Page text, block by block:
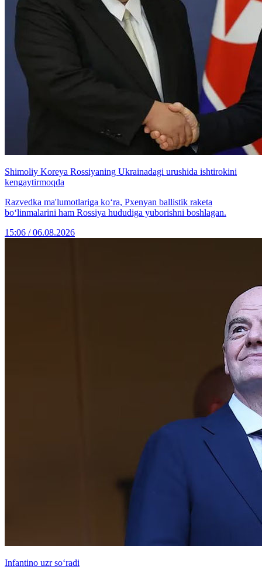
Shimoliy Koreya Rossiyaning Ukrainadagi urushida ishtirokini
kengaytirmoqda
Razvedka ma'lumotlariga ko‘ra, Pxenyan ballistik raketa
bo‘linmalarini ham Rossiya hududiga yuborishni boshlagan.
15:06 / 06.08.2026
Infantino uzr so‘radi